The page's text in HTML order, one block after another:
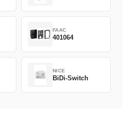
FAAC
401064
NICE
BiDi-Switch